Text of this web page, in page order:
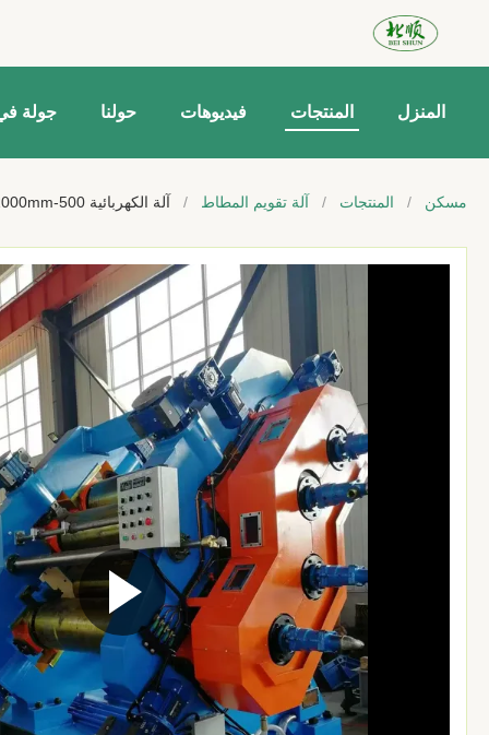
المنزل المنتجات فيديوهات حولنا جولة
مسكن / المنتجات / آلة تقويم المطاط / آلة الكهربائية 500-2000mm رولز 3 رول كالندر لإنتاج ورق المطاط